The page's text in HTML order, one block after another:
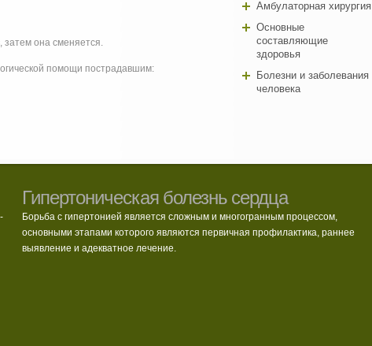
Амбулаторная хирургия
Основные
составляющие
здоровья
Болезни и заболевания
человека
затем она сменяется.
помощи пострадавшим:
Гипертоническая болезнь сердца
Борьба с гипертонией является сложным и многогранным процессом,
основными этапами которого являются первичная профилактика, раннее
выявление и адекватное лечение.